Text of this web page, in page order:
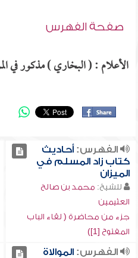
صفحة الفهرس
الأعلام : ( البخاري ) مذكور في
الفهرس:أحاديث
كتاب زاد المسلم في
الميزان
للشيخ: محمد بن صالح
العثيمين
جزء من محاضرة ( لقاء الباب
المفتوح [1])
الفهرس:الموالاة